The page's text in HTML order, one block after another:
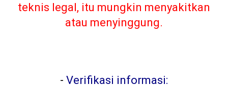
teknis legal, itu mungkin menyakitkan
atau menyinggung.
- Verifikasi informasi: